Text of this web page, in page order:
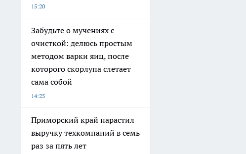
15:20
Забудьте о мучениях с
очисткой: делюсь простым
методом варки яиц, после
которого скорлупа слетает
сама собой
14:25
Приморский край нарастил
выручку техкомпаний в семь
раз за пять лет